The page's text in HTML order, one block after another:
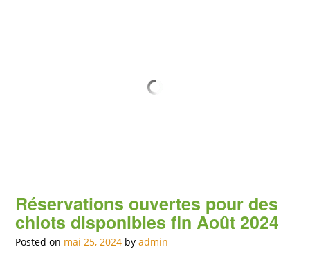
Réservations ouvertes pour des
chiots disponibles fin Août 2024
Posted on mai 25, 2024 by admin